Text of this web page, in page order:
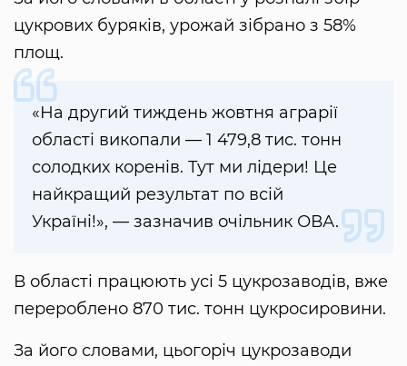
цукрових буряків, урожай зібрано з 58%
площ.
«На другий тиждень жовтня аграрії
області викопали — 1 479,8 тис. тонн
солодких коренів. Тут ми лідери! Це
найкращий результат по всій
Україні!», — зазначив очільник ОВА.
В області працюють усі 5 цукрозаводів, вже
перероблено 870 тис. тонн цукросировини.
За його словами, цьогоріч цукрозаводи